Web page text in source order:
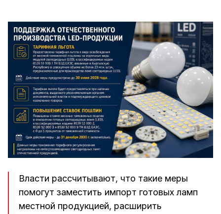
Власти рассчитывают, что такие меры
помогут заместить импорт готовых ламп
местной продукцией, расширить